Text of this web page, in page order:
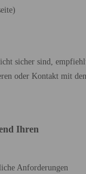
sicher sind,
oder Kontakt mit den
Ihren
Anforderungen